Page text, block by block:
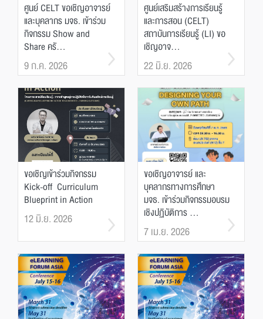
ศูนย์ CELT ขอเชิญอาจารย์
และบุคลากร มจธ. เข้าร่วม
กิจกรรม Show and
Share ครั...
9 ก.ค. 2026
ศูนย์เสริมสร้างการเรียนรู้
และการสอน (CELT)
สถาบันการเรียนรู้ (LI) ขอ
เชิญอาจ...
22 มิ.ย. 2026
ขอเชิญเข้าร่วมกิจกรรม
Kick-off Curriculum
Blueprint in Action
12 มิ.ย. 2026
ขอเชิญอาจารย์ และ
บุคลากรทางการศึกษา
มจธ. เข้าร่วมกิจกรรมอบรม
เชิงปฏิบัติการ ...
7 เม.ย. 2026